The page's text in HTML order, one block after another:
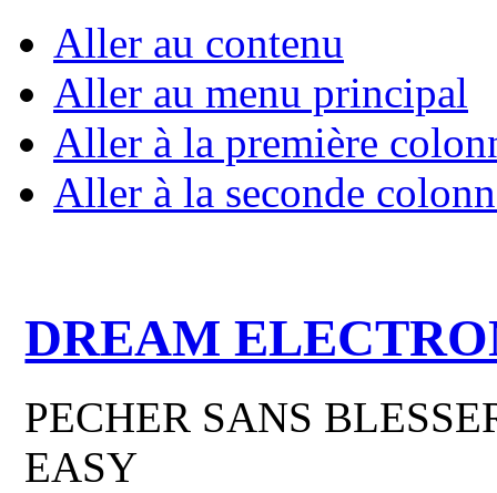
Aller au contenu
Aller au menu principal
Aller à la première
Aller à la seconde
DREAM
PECHER SANS
EASY